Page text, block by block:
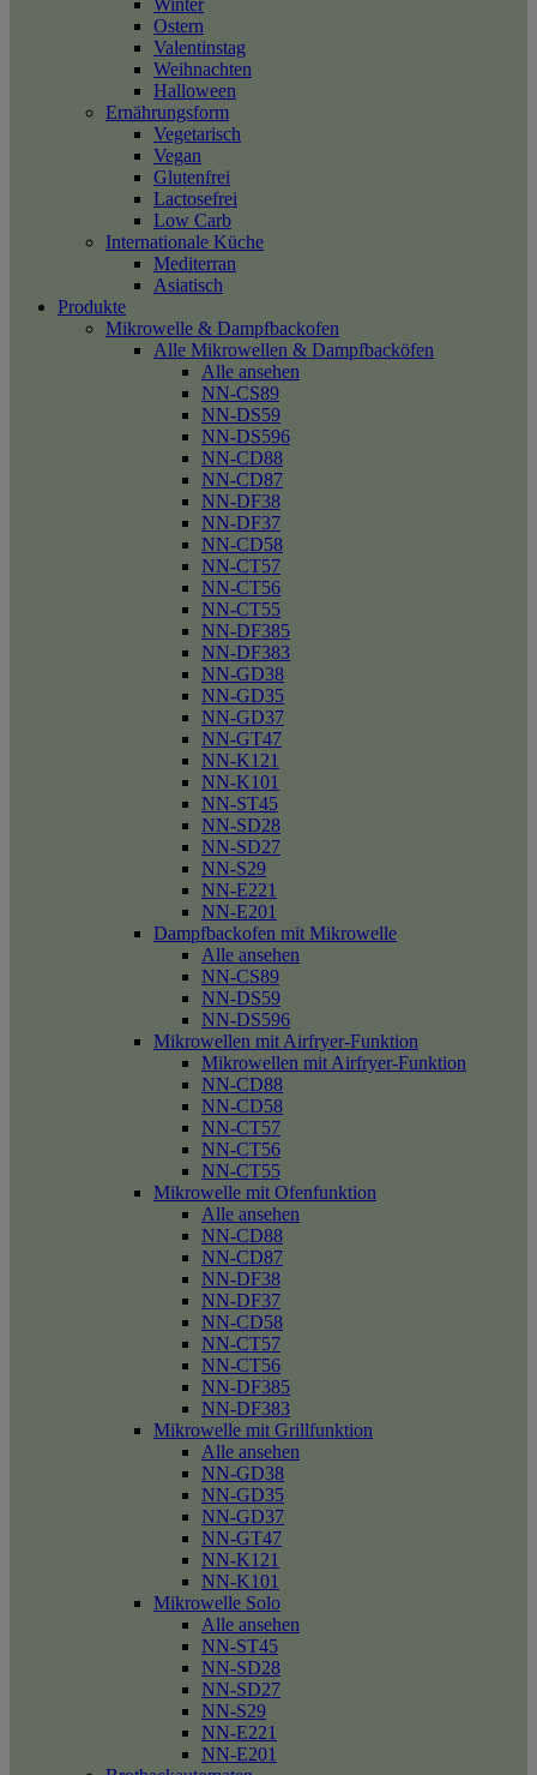
Winter
Ostern
Valentinstag
Weihnachten
Halloween
Ernährungsform
Vegetarisch
Vegan
Glutenfrei
Lactosefrei
Low Carb
Internationale Küche
Mediterran
Asiatisch
Produkte
Mikrowelle & Dampfbackofen
Alle Mikrowellen & Dampfbacköfen
Alle ansehen
NN-CS89
NN-DS59
NN-DS596
NN-CD88
NN-CD87
NN-DF38
NN-DF37
NN-CD58
NN-CT57
NN-CT56
NN-CT55
NN-DF385
NN-DF383
NN-GD38
NN-GD35
NN-GD37
NN-GT47
NN-K121
NN-K101
NN-ST45
NN-SD28
NN-SD27
NN-S29
NN-E221
NN-E201
Dampfbackofen mit Mikrowelle
Alle ansehen
NN-CS89
NN-DS59
NN-DS596
Mikrowellen mit Airfryer-Funktion
Mikrowellen mit Airfryer-Funktion
NN-CD88
NN-CD58
NN-CT57
NN-CT56
NN-CT55
Mikrowelle mit Ofenfunktion
Alle ansehen
NN-CD88
NN-CD87
NN-DF38
NN-DF37
NN-CD58
NN-CT57
NN-CT56
NN-DF385
NN-DF383
Mikrowelle mit Grillfunktion
Alle ansehen
NN-GD38
NN-GD35
NN-GD37
NN-GT47
NN-K121
NN-K101
Mikrowelle Solo
Alle ansehen
NN-ST45
NN-SD28
NN-SD27
NN-S29
NN-E221
NN-E201